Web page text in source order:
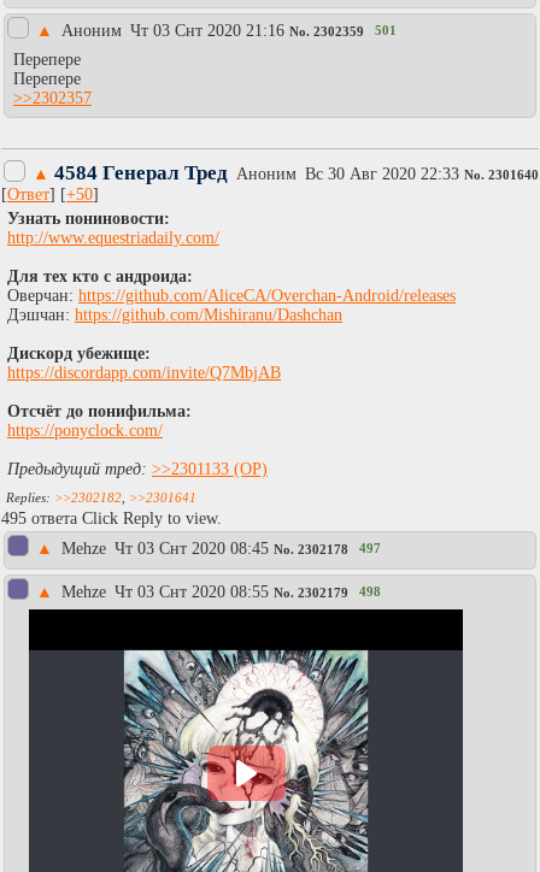
▲ Аноним Чт 03 Снт 2020 21:16 No. 2302359 501
Перепере
Перепере
>>2302357
▲ 4584 Генерал Тред Аноним Вc 30 Авг 2020 22:33 No. 2301640
[Ответ] [+50]
Узнать пониновости:
http://www.equestriadaily.com/
Для тех кто с андроида:
Оверчан: https://github.com/AliceCA/Overchan-Android/releases
Дэшчан: https://github.com/Mishiranu/Dashchan
Дискорд убежище:
https://discordapp.com/invite/Q7MbjAB
Отсчёт до понифильма:
https://ponyclock.com/
Предыдущий тред: >>2301133
>>2302182, >>2301641
495 ответа Click Reply to view.
▲
Mehze Чт 03 Снт 2020 08:45 No. 2302178 497
▲ Mehze Чт 03 Снт 2020 08:55 No. 2302179 498